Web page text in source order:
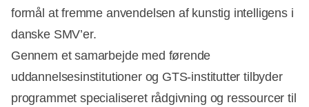
formål at fremme anvendelsen af kunstig intelligens i
danske SMV’er.
Gennem et samarbejde med førende
uddannelsesinstitutioner og GTS-institutter tilbyder
programmet specialiseret rådgivning og ressourcer til